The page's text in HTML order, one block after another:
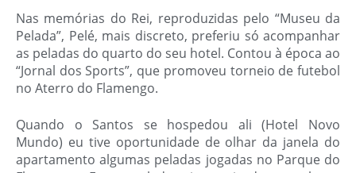
Nas memórias do Rei, reproduzidas pelo “Museu da
Pelada”, Pelé, mais discreto, preferiu só acompanhar
as peladas do quarto do seu hotel. Contou à época ao
“Jornal dos Sports”, que promoveu torneio de futebol
no Aterro do Flamengo.
Quando o Santos se hospedou ali (Hotel Novo
Mundo) eu tive oportunidade de olhar da janela do
apartamento algumas peladas jogadas no Parque do